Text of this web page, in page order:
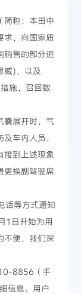
简称：本田中
求，向国家质
销售的部分进
)，以及
施，召回数
囊展开时，气
车内人员，
接到上述现象
更换副驾驶席
话等方式通知
1日开始为用
不便，我们深
8856（手
信息。用户